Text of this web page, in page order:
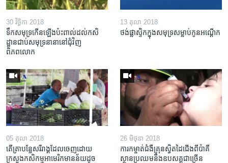
30 វិច្ឆិកា 2018
ទឹក​សមុទ្រ​កើន​ឡើង​ប៉ះពាល់​ដល់​កសិ
ដ្ឋាន​ជាប់​សមុទ្រ​នានា​នៅ​ជុំវិញ​
ពិភពលោក
13 តុលា 2018
ថង់​ផ្លាស្ទិក​​ក្នុង​សមុទ្រ​សម្លាប់​កូន​អណ្តើក
05 តុលា 2018
តើ​ត្រា​បន្លែ​សរីរាង្គ​ដែល​ចេញ​ដោយ​
ក្រសួង​កសិកម្ម​អាមេរិក​មាន​ន័យ​ដូច
26 មិថុនា 2018
ការ​កម្ចាត់​ជំងឺ​គ្រុន​ស្វិត​ដៃ​ជើង​ពី​ប៉ាគី
ស្ថាន​ប្រឈម​នឹង​ឧបសគ្គ​ជាច្រើន